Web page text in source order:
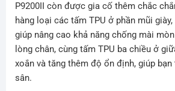
P9200II còn được gia cố thêm chắc
hàng loại các tấm TPU ở phần mũi
giúp nâng cao khả năng chống mài
lòng chân, cùng tấm TPU ba chiều ở
xoắn và tăng thêm độ ổn định, giúp
sân.